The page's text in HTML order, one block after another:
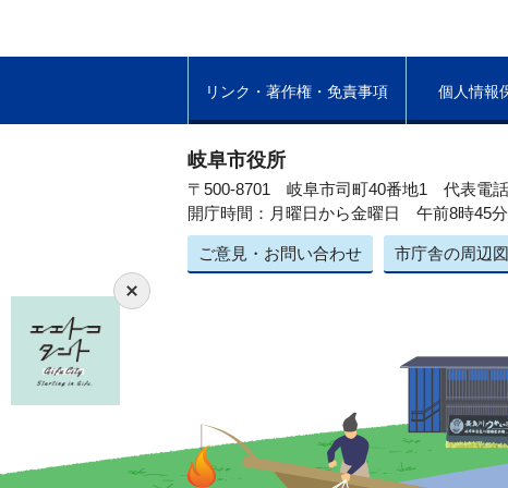
リンク・著作権・免責事項 個人情報
岐阜市役所
〒500-8701 岐阜市司町40番地1 代表電
開庁時間：月曜日から金曜日 午前8時45
ご意見・お問い合わせ 市庁舎の周辺図